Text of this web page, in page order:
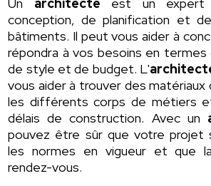
conception, de planification et
bâtiments. Il peut vous aider à
répondra à vos besoins en
de style et de budget. L'
vous aider à trouver des matériaux
les différents corps de métiers
délais de construction. Avec un
pouvez être sûr que votre projet
les normes en vigueur et que
rendez-vous.